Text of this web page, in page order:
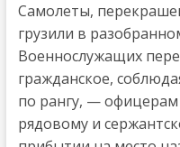
Самолеты,
грузили в
Военнослужащих
гражданское,
по рангу, —
рядовому и